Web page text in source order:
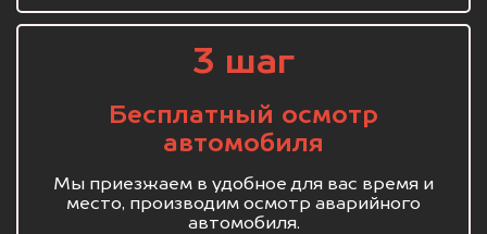
3 шаг
Бесплатный осмотр
автомобиля
Мы приезжаем в удобное для вас время и
место, производим осмотр аварийного
автомобиля.